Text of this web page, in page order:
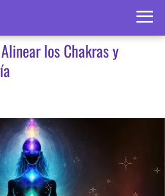
los Chakras y